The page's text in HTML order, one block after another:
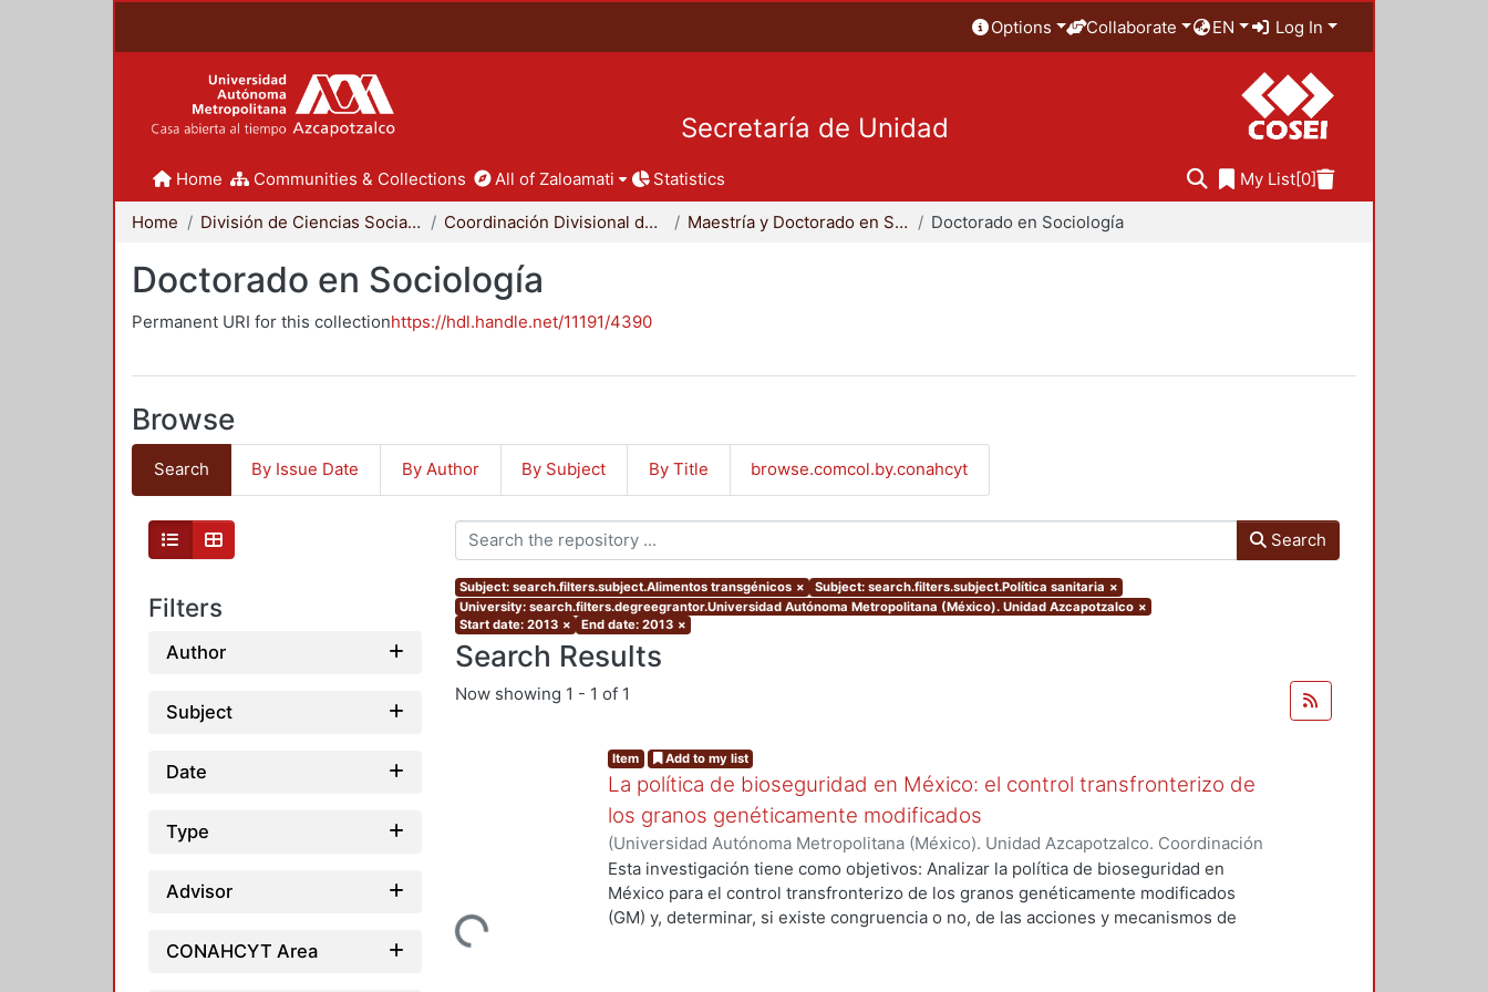
Options Collaborate EN Log In
Secretaría de Unidad
Home Communities & Collections All of Zaloamati Statistics My List[0]
Home División de Ciencias Sociales y Humanidades Coordinación Divisional de Posgrado Maestría y Doctorado en Sociología Doctorado en Sociología
Doctorado en Sociología
Permanent URI for this collectionhttps://hdl.handle.net/11191/4390
Browse
Search By Issue Date By Author By Subject By Title browse.comcol.by.conahcyt
Filters
Author
Subject
Date
Type
Advisor
CONAHCYT Area
Search
Subject: search.filters.subject.Alimentos transgénicos × Subject: search.filters.subject.Política sanitaria ×
University: search.filters.degreegrantor.Universidad Autónoma Metropolitana (México). Unidad Azcapotzalco ×
Start date: 2013 × End date: 2013 ×
Search Results
Now showing 1 - 1 of 1
Loading...
Item Add to my list
La política de bioseguridad en México: el control transfronterizo de
los granos genéticamente modificados
(Universidad Autónoma Metropolitana (México). Unidad Azcapotzalco. Coordinación
de Servicios de Información.,2013-10-30)AVILA DOMINGUEZ, JORGE
Esta investigación tiene como objetivos: Analizar la política de bioseguridad en
México para el control transfronterizo de los granos genéticamente modificados
(GM) y, determinar, si existe congruencia o no, de las acciones y mecanismos de